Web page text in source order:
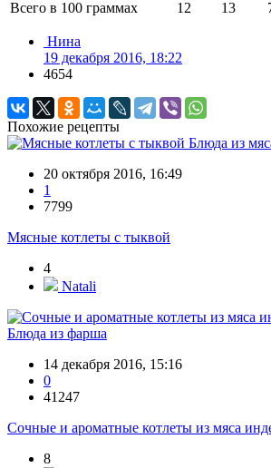
Всего в 100 граммах
12 13
Нина
19 декабря 2016, 18:22
4654
Похожие рецепты
Блюда из
20 октября 2016, 16:49
1
7799
Мясные котлеты с тыквой
4
Natali
Блюда из фарша
14 декабря 2016, 15:16
0
41247
Сочные и ароматные котлеты из мяса
8